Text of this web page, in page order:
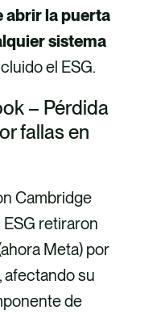
abrir la puerta
sistema
el ESG.
– Pérdida
fallas en
Cambridge
retiraron
Meta) por
afectando su
de